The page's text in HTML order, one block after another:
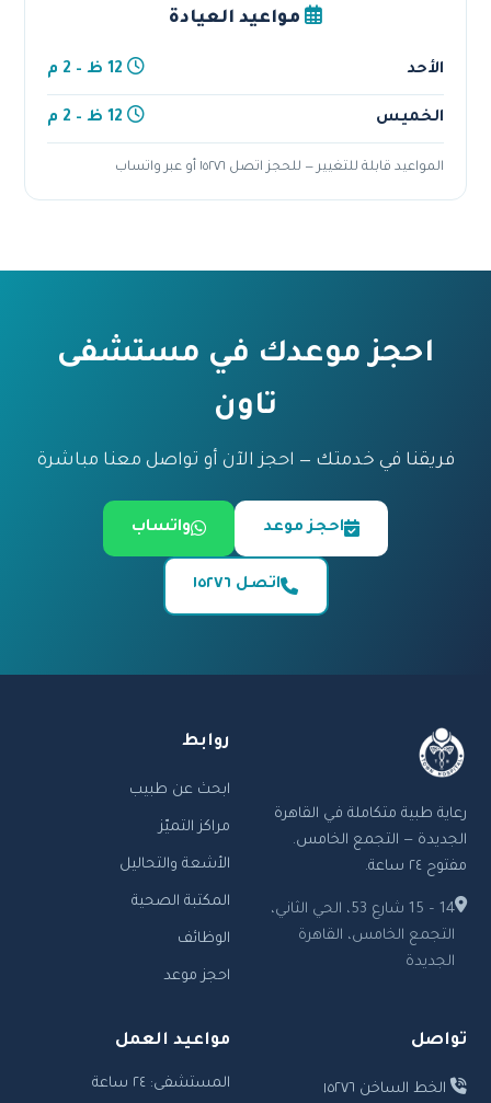
مواعيد العيادة
الأحد
الخميس
المواعيد قابلة للتغيير — للحجز اتصل ١٥٢٧٦ أو عبر واتساب
احجز موعدك في مستشفى
تاون
فريقنا في خدمتك — احجز الآن أو تواصل معنا مباشرة
احجز موعد واتساب
اتصل ١٥٢٧٦
رعاية طبية متكاملة في القاهرة
الجديدة — التجمع الخامس.
مفتوح ٢٤ ساعة.
14 – 15 شارع 53، الحي الثاني،
التجمع الخامس، القاهرة
الجديدة
روابط
ابحث عن طبيب
مراكز التميّز
الأشعة والتحاليل
المكتبة الصحية
الوظائف
احجز موعد
تواصل
الخط الساخن ١٥٢٧٦
مواعيد العمل
المستشفى: ٢٤ ساعة